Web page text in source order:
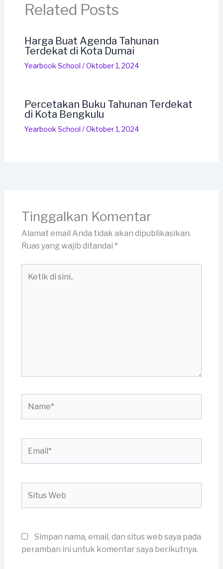
Related Posts
Harga Buat Agenda Tahunan
Terdekat di Kota Dumai
Yearbook School /Oktober 1, 2024
Percetakan Buku Tahunan Terdekat
di Kota Bengkulu
Yearbook School /Oktober 1, 2024
Tinggalkan Komentar
Alamat email Anda tidak akan dipublikasikan.
Ruas yang wajib ditandai *
Web
Simpan nama, email, dan situs web saya pada
peramban ini untuk komentar saya berikutnya.